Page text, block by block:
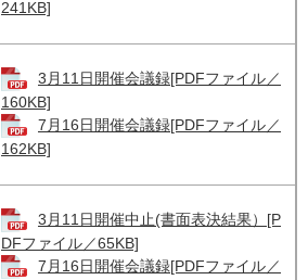
241KB]
3月11日開催会議録[PDFファイル／
160KB]
7月16日開催会議録[PDFファイル／
162KB]
3月11日開催中止(書面表決結果）[P
DFファイル／65KB]
7月16日開催会議録[PDFファイル／